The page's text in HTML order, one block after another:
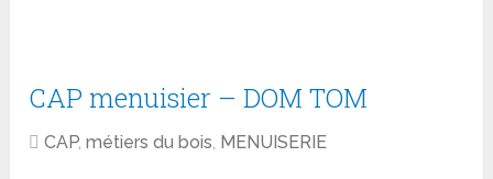
CAP menuisier – DOM TOM
CAP,métiers du bois, MENUISERIE